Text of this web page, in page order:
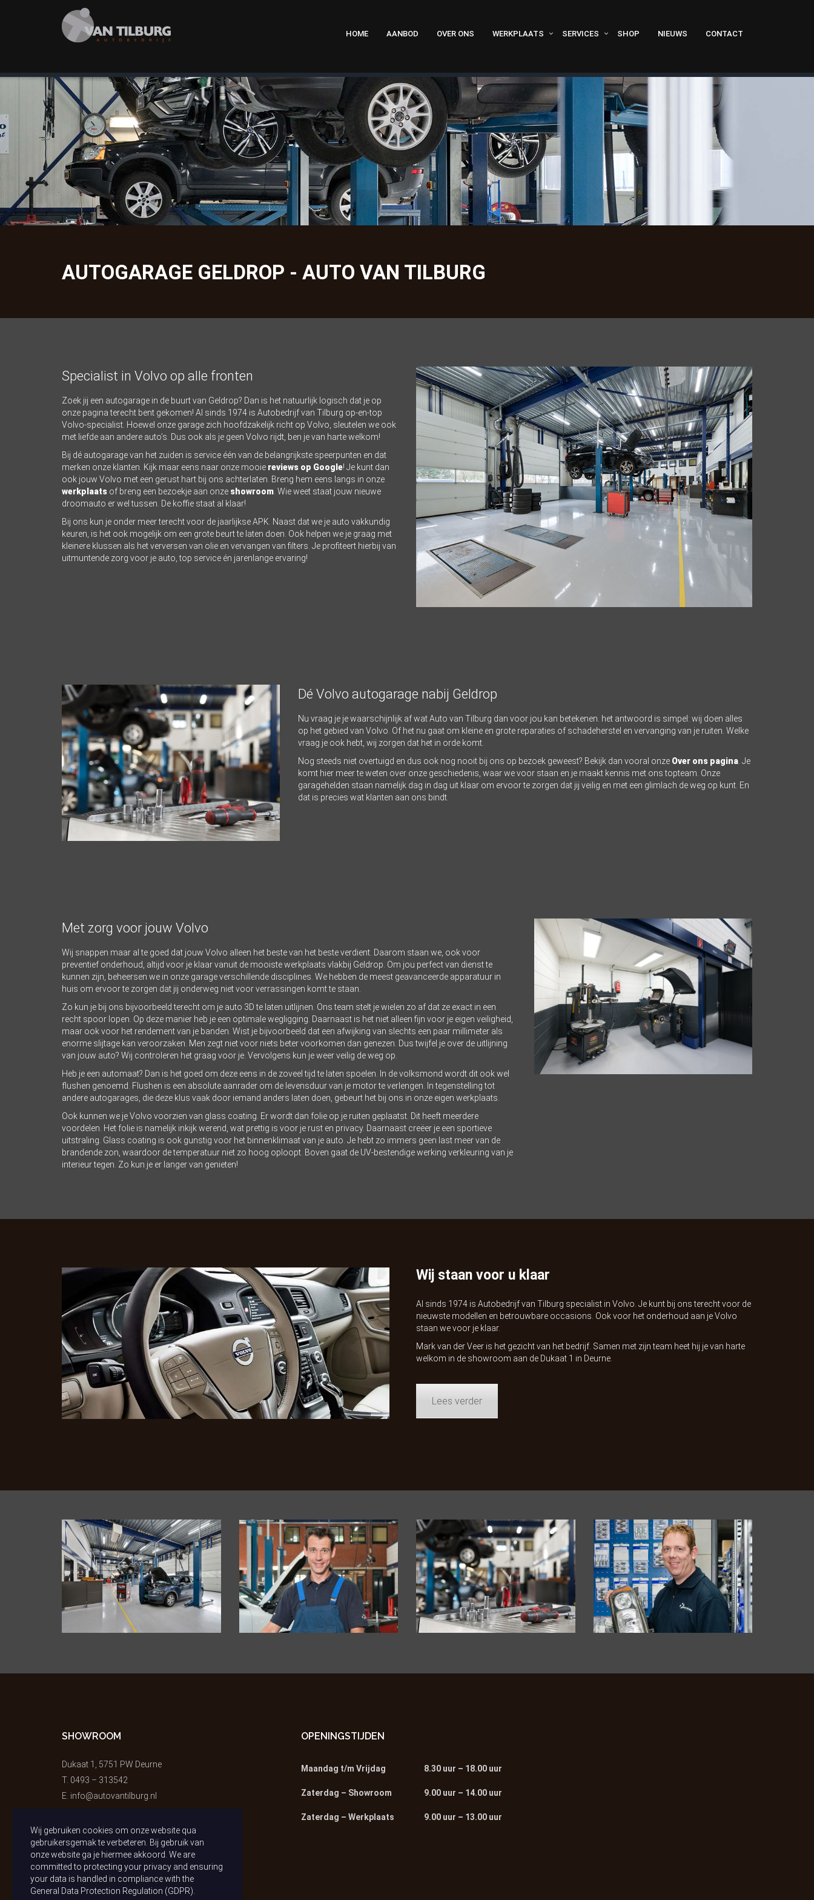
HOME AANBOD OVER ONS WERKPLAATS SERVICES SHOP NIEUWS CONTACT
AUTOGARAGE GELDROP - AUTO VAN TILBURG
Specialist in Volvo op alle fronten
Zoek jij een autogarage in de buurt van Geldrop? Dan is het natuurlijk logisch dat je op
onze pagina terecht bent gekomen! Al sinds 1974 is Autobedrijf van Tilburg op-en-top
Volvo-specialist. Hoewel onze garage zich hoofdzakelijk richt op Volvo, sleutelen we ook
met liefde aan andere auto’s. Dus ook als je geen Volvo rijdt, ben je van harte welkom!
Bij dé autogarage van het zuiden is service één van de belangrijkste speerpunten en dat
merken onze klanten. Kijk maar eens naar onze mooie reviews op Google! Je kunt dan
ook jouw Volvo met een gerust hart bij ons achterlaten. Breng hem eens langs in onze
werkplaats of breng een bezoekje aan onze showroom . Wie weet staat jouw nieuwe
droomauto er wel tussen. De koffie staat al klaar!
Bij ons kun je onder meer terecht voor de jaarlijkse APK. Naast dat we je auto vakkundig
keuren, is het ook mogelijk om een grote beurt te laten doen. Ook helpen we je graag met
kleinere klussen als het verversen van olie en vervangen van filters. Je profiteert hierbij van
uitmuntende zorg voor je auto, top service én jarenlange ervaring!
Dé Volvo autogarage nabij Geldrop
Nu vraag je je waarschijnlijk af wat Auto van Tilburg dan voor jou kan betekenen. het antwoord is simpel: wij doen alles
op het gebied van Volvo. Of het nu gaat om kleine en grote reparaties of schadeherstel en vervanging van je ruiten. Welke
vraag je ook hebt, wij zorgen dat het in orde komt.
Nog steeds niet overtuigd en dus ook nog nooit bij ons op bezoek geweest? Bekijk dan vooral onze Over ons pagina . Je
komt hier meer te weten over onze geschiedenis, waar we voor staan en je maakt kennis met ons topteam. Onze
garagehelden staan namelijk dag in dag uit klaar om ervoor te zorgen dat jij veilig en met een glimlach de weg op kunt. En
dat is precies wat klanten aan ons bindt.
Met zorg voor jouw Volvo
Wij snappen maar al te goed dat jouw Volvo alleen het beste van het beste verdient. Daarom staan we, ook voor
preventief onderhoud, altijd voor je klaar vanuit de mooiste werkplaats vlakbij Geldrop. Om jou perfect van dienst te
kunnen zijn, beheersen we in onze garage verschillende disciplines. We hebben de meest geavanceerde apparatuur in
huis om ervoor te zorgen dat jij onderweg niet voor verrassingen komt te staan.
Zo kun je bij ons bijvoorbeeld terecht om je auto 3D te laten uitlijnen. Ons team stelt je wielen zo af dat ze exact in een
recht spoor lopen. Op deze manier heb je een optimale wegligging. Daarnaast is het niet alleen fijn voor je eigen veiligheid,
maar ook voor het rendement van je banden. Wist je bijvoorbeeld dat een afwijking van slechts een paar millimeter als
enorme slijtage kan veroorzaken. Men zegt niet voor niets beter voorkomen dan genezen. Dus twijfel je over de uitlijning
van jouw auto? Wij controleren het graag voor je. Vervolgens kun je weer veilig de weg op.
Heb je een automaat? Dan is het goed om deze eens in de zoveel tijd te laten spoelen. In de volksmond wordt dit ook wel
flushen genoemd. Flushen is een absolute aanrader om de levensduur van je motor te verlengen. In tegenstelling tot
andere autogarages, die deze klus vaak door iemand anders laten doen, gebeurt het bij ons in onze eigen werkplaats.
Ook kunnen we je Volvo voorzien van glass coating. Er wordt dan folie op je ruiten geplaatst. Dit heeft meerdere
voordelen. Het folie is namelijk inkijk werend, wat prettig is voor je rust en privacy. Daarnaast creëer je een sportieve
uitstraling. Glass coating is ook gunstig voor het binnenklimaat van je auto. Je hebt zo immers geen last meer van de
brandende zon, waardoor de temperatuur niet zo hoog oploopt. Boven gaat de UV-bestendige werking verkleuring van je
interieur tegen. Zo kun je er langer van genieten!
Wij staan voor u klaar
Al sinds 1974 is Autobedrijf van Tilburg specialist in Volvo. Je kunt bij ons terecht voor de
nieuwste modellen en betrouwbare occasions. Ook voor het onderhoud aan je Volvo
staan we voor je klaar.
Mark van der Veer is het gezicht van het bedrijf. Samen met zijn team heet hij je van harte
welkom in de showroom aan de Dukaat 1 in Deurne.
Lees verder
SHOWROOM
Dukaat 1, 5751 PW Deurne
T. 0493 – 313542
E. info@autovantilburg.nl
OPENINGSTIJDEN
Maandag t/m Vrijdag 8.30 uur – 18.00 uur
Zaterdag – Showroom 9.00 uur – 14.00 uur
Zaterdag – Werkplaats
9.00 uur – 13.00 uur
Wij gebruiken cookies om onze website qua
gebruikersgemak te verbeteren. Bij gebruik van
onze website ga je hiermee akkoord. We are
committed to protecting your privacy and ensuring
your data is handled in compliance with the
General Data Protection Regulation (GDPR)